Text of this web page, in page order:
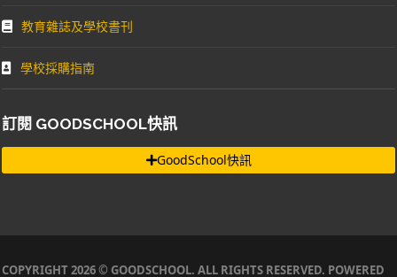
教育雜誌及學校書刊
學校採購指南
訂閱 GOODSCHOOL快訊
GoodSchool快訊
COPYRIGHT 2026 © GOODSCHOOL. ALL RIGHTS RESERVED. POWERED